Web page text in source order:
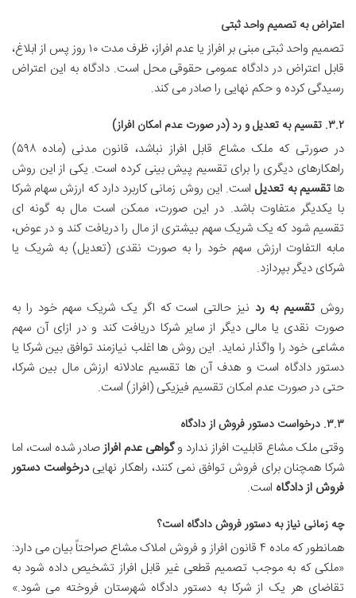
اعتراض به تصمیم واحد ثبتی
تصمیم واحد ثبتی مبنی بر افراز یا عدم افراز، ظرف مدت ۱۰ روز پس از ابلاغ،
قابل اعتراض در دادگاه عمومی حقوقی محل است. دادگاه به این اعتراض
رسیدگی کرده و حکم نهایی را صادر می کند.
۳.۲. تقسیم به تعدیل و رد (در صورت عدم امکان افراز)
در صورتی که ملک مشاع قابل افراز نباشد، قانون مدنی (ماده ۵۹۸)
راهکارهای دیگری را برای تقسیم پیش بینی کرده است. یکی از این روش
هاتقسیم به تعدیل است. این روش زمانی کاربرد دارد که ارزش سهام شرکا
با یکدیگر متفاوت باشد. در این صورت، ممکن است مال به گونه ای
تقسیم شود که یک شریک سهم بیشتری از مال را دریافت کند و در عوض،
مابه التفاوت ارزش سهم خود را به صورت نقدی (تعدیل) به شریک یا
شرکای دیگر بپردازد.
روش تقسیم به رد نیز حالتی است که اگر یک شریک سهم خود را به
صورت نقدی یا مالی دیگر از سایر شرکا دریافت کند و در ازای آن سهم
مشاعی خود را واگذار نماید. این روش ها اغلب نیازمند توافق بین شرکا یا
دستور دادگاه است و هدف آن ها تقسیم عادلانه ارزش مال بین شرکا،
حتی در صورت عدم امکان تقسیم فیزیکی (افراز) است.
۳.۳. درخواست دستور فروش از دادگاه
وقتی ملک مشاع قابلیت افراز ندارد وگواهی عدم افرازصادر شده است، اما
شرکا همچنان برای فروش توافق نمی کنند، راهکار نهاییدرخواست دستور
فروش از دادگاه است.
چه زمانی نیاز به دستور فروش دادگاه است؟
همانطور که ماده ۴ قانون افراز و فروش املاک مشاع صراحتاً بیان می دارد:
«ملکی که به موجب تصمیم قطعی غیر قابل افراز تشخیص داده شود به
تقاضای هر یک از شرکا به دستور دادگاه شهرستان فروخته می شود.»